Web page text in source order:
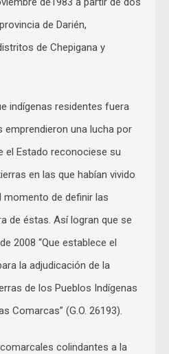
de Darién,
de Chepigana y
indígenas residentes fuera
una lucha por
el Estado reconociese su
en las que habían vivido
momento de definir las
de éstas. Así logran que se
2008 “Que establece el
la adjudicación de la
de los Pueblos Indígenas
Comarcas” (G.O. 26193).
colindantes a la